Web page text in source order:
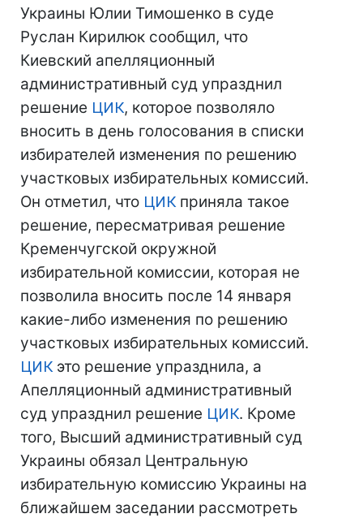
Украины Юлии Тимошенко в суде
Руслан Кирилюк сообщил, что
Киевский апелляционный
административный суд упразднил
решение ЦИК, которое позволяло
вносить в день голосования в списки
избирателей изменения по решению
участковых избирательных комиссий.
Он отметил, что ЦИКприняла такое
решение, пересматривая решение
Кременчугской окружной
избирательной комиссии, которая не
позволила вносить после 14 января
какие-либо изменения по решению
участковых избирательных комиссий.
ЦИКэто решение упразднила, а
Апелляционный административный
суд упразднил решение ЦИК. Кроме
того, Высший административный суд
Украины обязал Центральную
избирательную комиссию Украины на
ближайшем заседании рассмотреть